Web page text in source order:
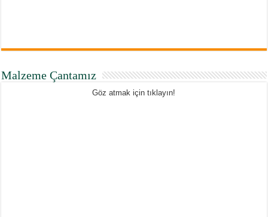
Malzeme Çantamız
Göz atmak için tıklayın!